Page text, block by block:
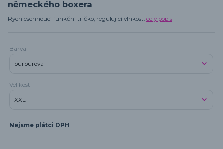
německého boxera
Rychleschnoucí funkční tričko, regulující vlhkost. celý popis
Barva
Velikost
Nejsme plátci DPH